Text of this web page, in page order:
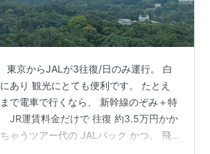
東京からJALが3往復/日のみ運行。 白
あり 観光にとても便利です。 たとえ
で電車で行くなら、 新幹線のぞみ＋特
JR運賃料金だけで 往復 約3.5万円かか
ゃうツアー代の JALバック かつ、 飛